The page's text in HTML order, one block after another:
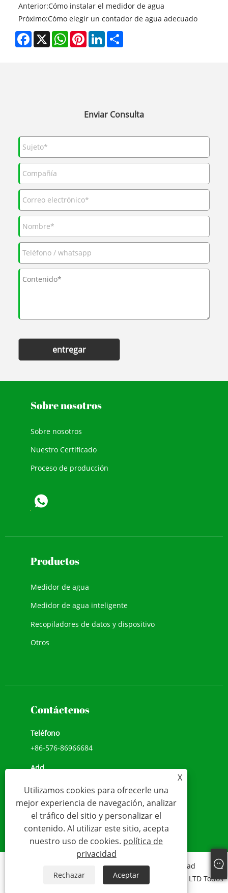
Anterior:Cómo instalar el medidor de agua
Próximo:Cómo elegir un contador de agua adecuado
Facebook
X WhatsAppPinterestLinkedInShare
Enviar Consulta
entregar
Sobre nosotros
Sobre nosotros
Nuestro Certificado
Proceso de producción
Productos
Medidor de agua
Medidor de agua inteligente
Recopiladores de datos y dispositivo
Otros
Contáctenos
Teléfono
+86-576-86966684
Add
NO.1039, AVENIDA JIULONG, CALLE CHENGXI,
WENLING, ZHEJIANG, CHINA (317500)
Correo electrónico
sales@younio.com
XML política de privacidad
Copyright 2020 WENLING YOUNIO WATER METER CO., LTD Todos
X
Utilizamos cookies para ofrecerle una
mejor experiencia de navegación, analizar
el tráfico del sitio y personalizar el
contenido. Al utilizar este sitio, acepta
nuestro uso de cookies. política de
privacidad
Rechazar Aceptar